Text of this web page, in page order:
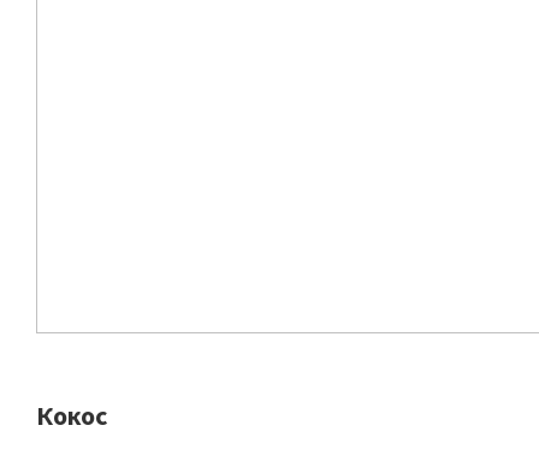
Кокос